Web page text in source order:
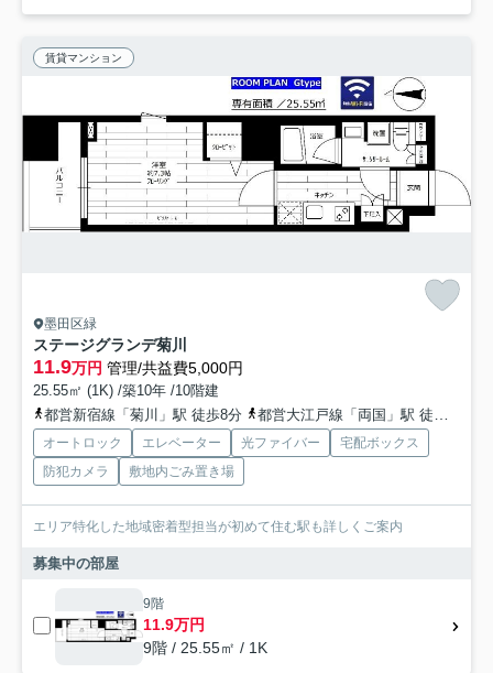
賃貸マンション
墨田区緑
ステージグランデ菊川
11.9万円 管理/共益費5,000円
25.55㎡ (1K) /築10年 /10階建
都営新宿線「菊川」駅 徒歩8分
都営大江戸線「両国」駅 徒歩12分
オートロック エレベーター 光ファイバー
宅配ボックス
防犯カメラ
敷地内ごみ置き場
エリア特化した地域密着型担当が初めて住む駅も詳しくご案内
募集中の部屋
9階
11.9万円
9階 / 25.55㎡ / 1K